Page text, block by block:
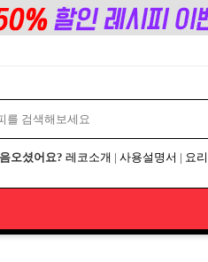
오셨어요? 레코소개 | 사용설명서 | 요